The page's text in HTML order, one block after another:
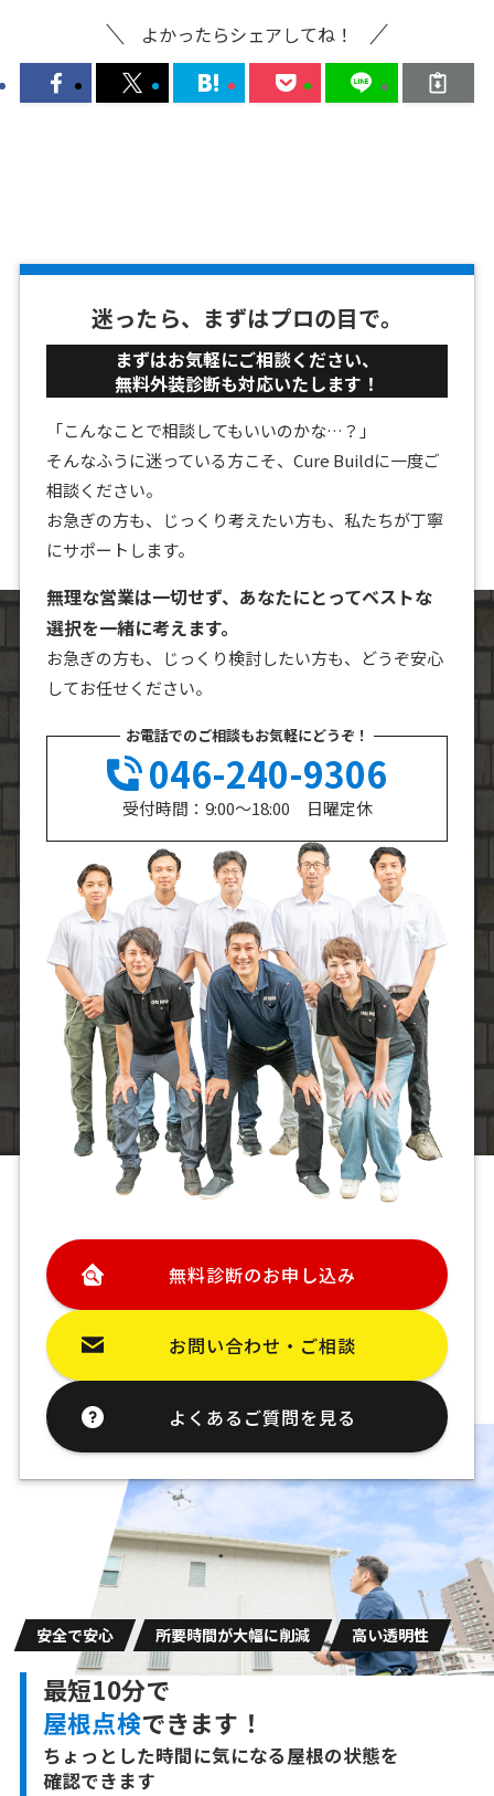
よかったらシェアしてね！
迷ったら、まずはプロの目で。
まずはお気軽にご相談ください、
無料外装診断も対応いたします！
「こんなことで相談してもいいのかな…？」
そんなふうに迷っている方こそ、Cure Buildに一度ご
相談ください。
お急ぎの方も、じっくり考えたい方も、私たちが丁寧
にサポートします。
無理な営業は一切せず、あなたにとってベストな
選択を一緒に考えます。
お急ぎの方も、じっくり検討したい方も、どうぞ安心
してお任せください。
お電話でのご相談もお気軽にどうぞ！
046-240-9306
受付時間：9:00～18:00 日曜定休
無料診断のお申し込み
お問い合わせ・ご相談
よくあるご質問を見る
安全で安心 所要時間が大幅に削減 高い透明性
最短10分で
屋根点検できます！
ちょっとした時間に気になる屋根の状態を
確認できます